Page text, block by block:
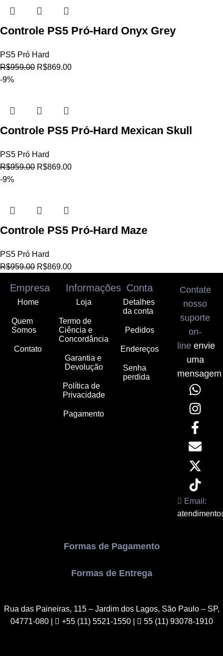
Controle PS5 Pró-Hard Onyx Grey
PS5 Pró Hard
R$959.00 R$869.00
-9%
Controle PS5 Pró-Hard Mexican Skull
PS5 Pró Hard
R$959.00 R$869.00
-9%
Controle PS5 Pró-Hard Maze
PS5 Pró Hard
R$959.00 R$869.00
Empresa
Home
Quem
Somos
Contato
Informações
Loja
Termo de
Ciência e
Concordância
Garantia e
Devolução
Política de
Privacidade
Pagamento
Conta
Detalhes
da conta
Pedidos
Endereços
Senha
perdida
Contate
nosso
suporte
on-
line envie
uma
mensagem
Email:
Formas de Pagamento
Formas de Entrega
Rua das Paineiras, 115 – Jardim dos Lagos, São Paulo – SP,
04771-080| +55 (11) 5521-1550 | 55 (11) 93078-1910